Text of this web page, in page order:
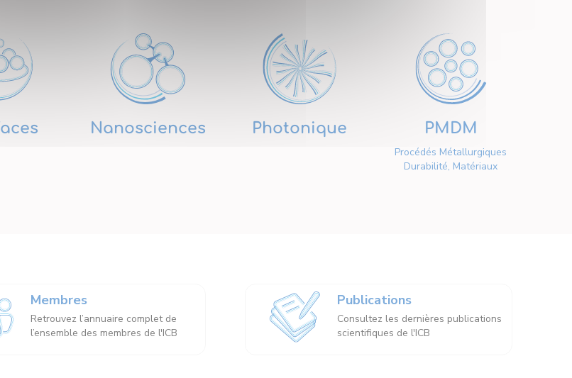
Nanosciences Photonique PMDM
Procédés Métallurgiques
Durabilité, Matériaux
Membres
Retrouvez l’annuaire complet de
l’ensemble des membres de l'ICB
Publications
Consultez les dernières publications
scientifiques de l'ICB